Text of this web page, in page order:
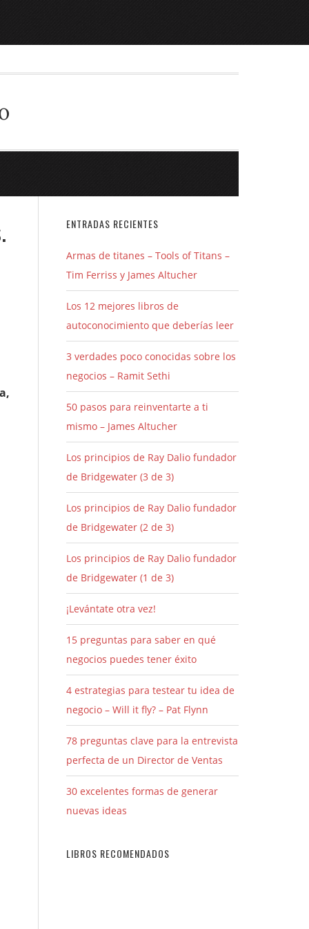
ENTRADAS RECIENTES
Armas de titanes – Tools of Titans –
Tim Ferriss y James Altucher
Los 12 mejores libros de
autoconocimiento que deberías leer
3 verdades poco conocidas sobre los
negocios – Ramit Sethi
50 pasos para reinventarte a ti
mismo – James Altucher
Los principios de Ray Dalio fundador
de Bridgewater (3 de 3)
Los principios de Ray Dalio fundador
de Bridgewater (2 de 3)
Los principios de Ray Dalio fundador
de Bridgewater (1 de 3)
¡Levántate otra vez!
15 preguntas para saber en qué
negocios puedes tener éxito
4 estrategias para testear tu idea de
negocio – Will it fly? – Pat Flynn
78 preguntas clave para la entrevista
perfecta de un Director de Ventas
30 excelentes formas de generar
nuevas ideas
LIBROS RECOMENDADOS